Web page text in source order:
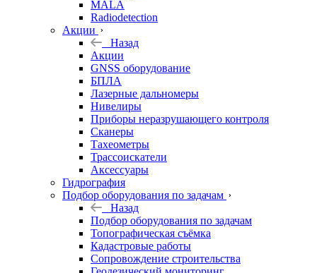
MALA
Radiodetection
Акции
Назад
Акции
GNSS оборудование
БПЛА
Лазерные дальномеры
Нивелиры
Приборы неразрушающего контроля
Сканеры
Тахеометры
Трассоискатели
Аксессуары
Гидрография
Подбор оборудования по задачам
Назад
Подбор оборудования по задачам
Топографическая съёмка
Кадастровые работы
Сопровождение строительства